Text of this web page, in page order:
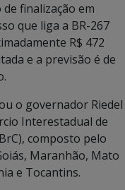
finalização em
que liga a BR-267
R$ 472
e a previsão é de
o governador Riedel
Interestadual de
composto pelo
Maranhão, Mato
e Tocantins.